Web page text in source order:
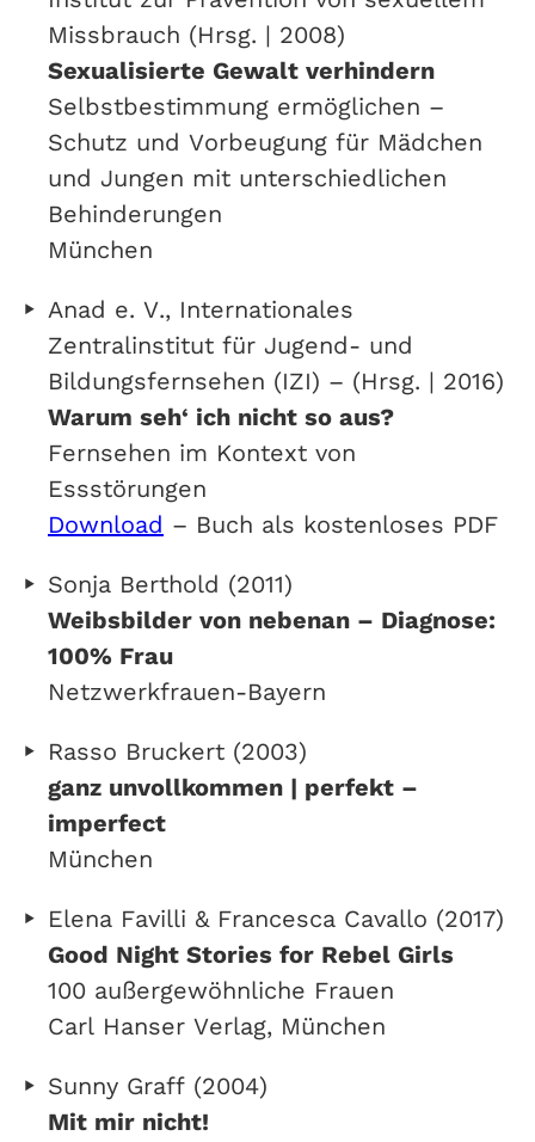
Missbrauch (Hrsg. | 2008)
Sexualisierte Gewalt verhindern
Selbstbestimmung ermöglichen –
Schutz und Vorbeugung für Mädchen
und Jungen mit unterschiedlichen
Behinderungen
München
Anad e. V., Internationales
Zentralinstitut für Jugend- und
Bildungsfernsehen (IZI) – (Hrsg. | 2016)
Warum seh‘ ich nicht so aus?
Fernsehen im Kontext von
Essstörungen
Download – Buch als kostenloses PDF
Sonja Berthold (2011)
Weibsbilder von nebenan – Diagnose:
100% Frau
Netzwerkfrauen-Bayern
Rasso Bruckert (2003)
ganz unvollkommen | perfekt –
imperfect
München
Elena Favilli & Francesca Cavallo (2017)
Good Night Stories for Rebel Girls
100 außergewöhnliche Frauen
Carl Hanser Verlag, München
Sunny Graff (2004)
Mit mir nicht!